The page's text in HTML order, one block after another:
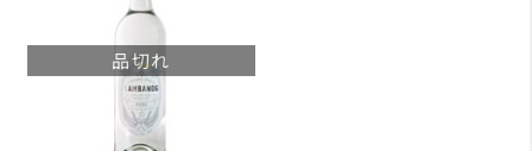
品切れ